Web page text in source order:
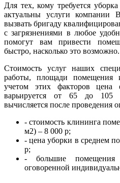
Для тех, кому требуется
актуальны услуги
вызвать бригаду
с загрязнениями в любое
помогут вам привести
быстро, насколько это возможно.
Стоимость услуг наших
работы, площади помещения
учетом этих факторов цена
варьируется от 65 до
вычисляется после проведения
- стоимость клининга
м2) – 8 000 р;
- цена уборки в среднем
р;
- большие помещения
оговоренной